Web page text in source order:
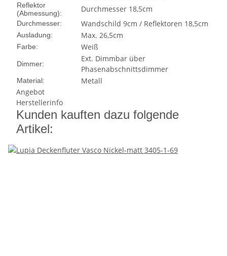
Reflektor
(Abmessung):
Durchmesser 18,5cm
Durchmesser: Wandschild 9cm / Reflektoren 18,5cm
Ausladung: Max. 26,5cm
Farbe: Weiß
Dimmer:
Ext. Dimmbar über
Phasenabschnittsdimmer
Material:
Metall
Angebot
Herstellerinfo
Kunden kauften dazu folgende
Artikel: